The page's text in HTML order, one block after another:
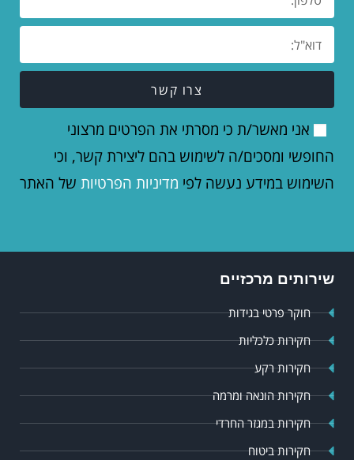
אני מאשר/ת כי מסרתי את הפרטים מרצוני
החופשי ומסכים/ה לשימוש בהם ליצירת קשר, וכי
השימוש במידע נעשה לפי מדיניות הפרטיות של האתר
צרו קשר
שירותים מרכזיים
חוקר פרטי בגידות
חקירות כלכליות
חקירות רקע
חקירות הונאה ומרמה
חקירות במגזר החרדי
חקירות ביטוח